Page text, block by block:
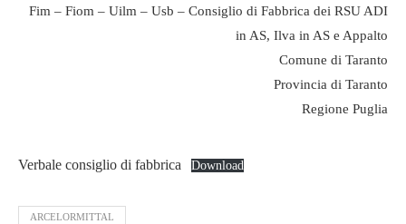
Fim – Fiom – Uilm – Usb – Consiglio di Fabbrica dei RSU ADI
in AS, Ilva in AS e Appalto
Comune di Taranto
Provincia di Taranto
Regione Puglia
Verbale consiglio di fabbrica Download
ARCELORMITTAL